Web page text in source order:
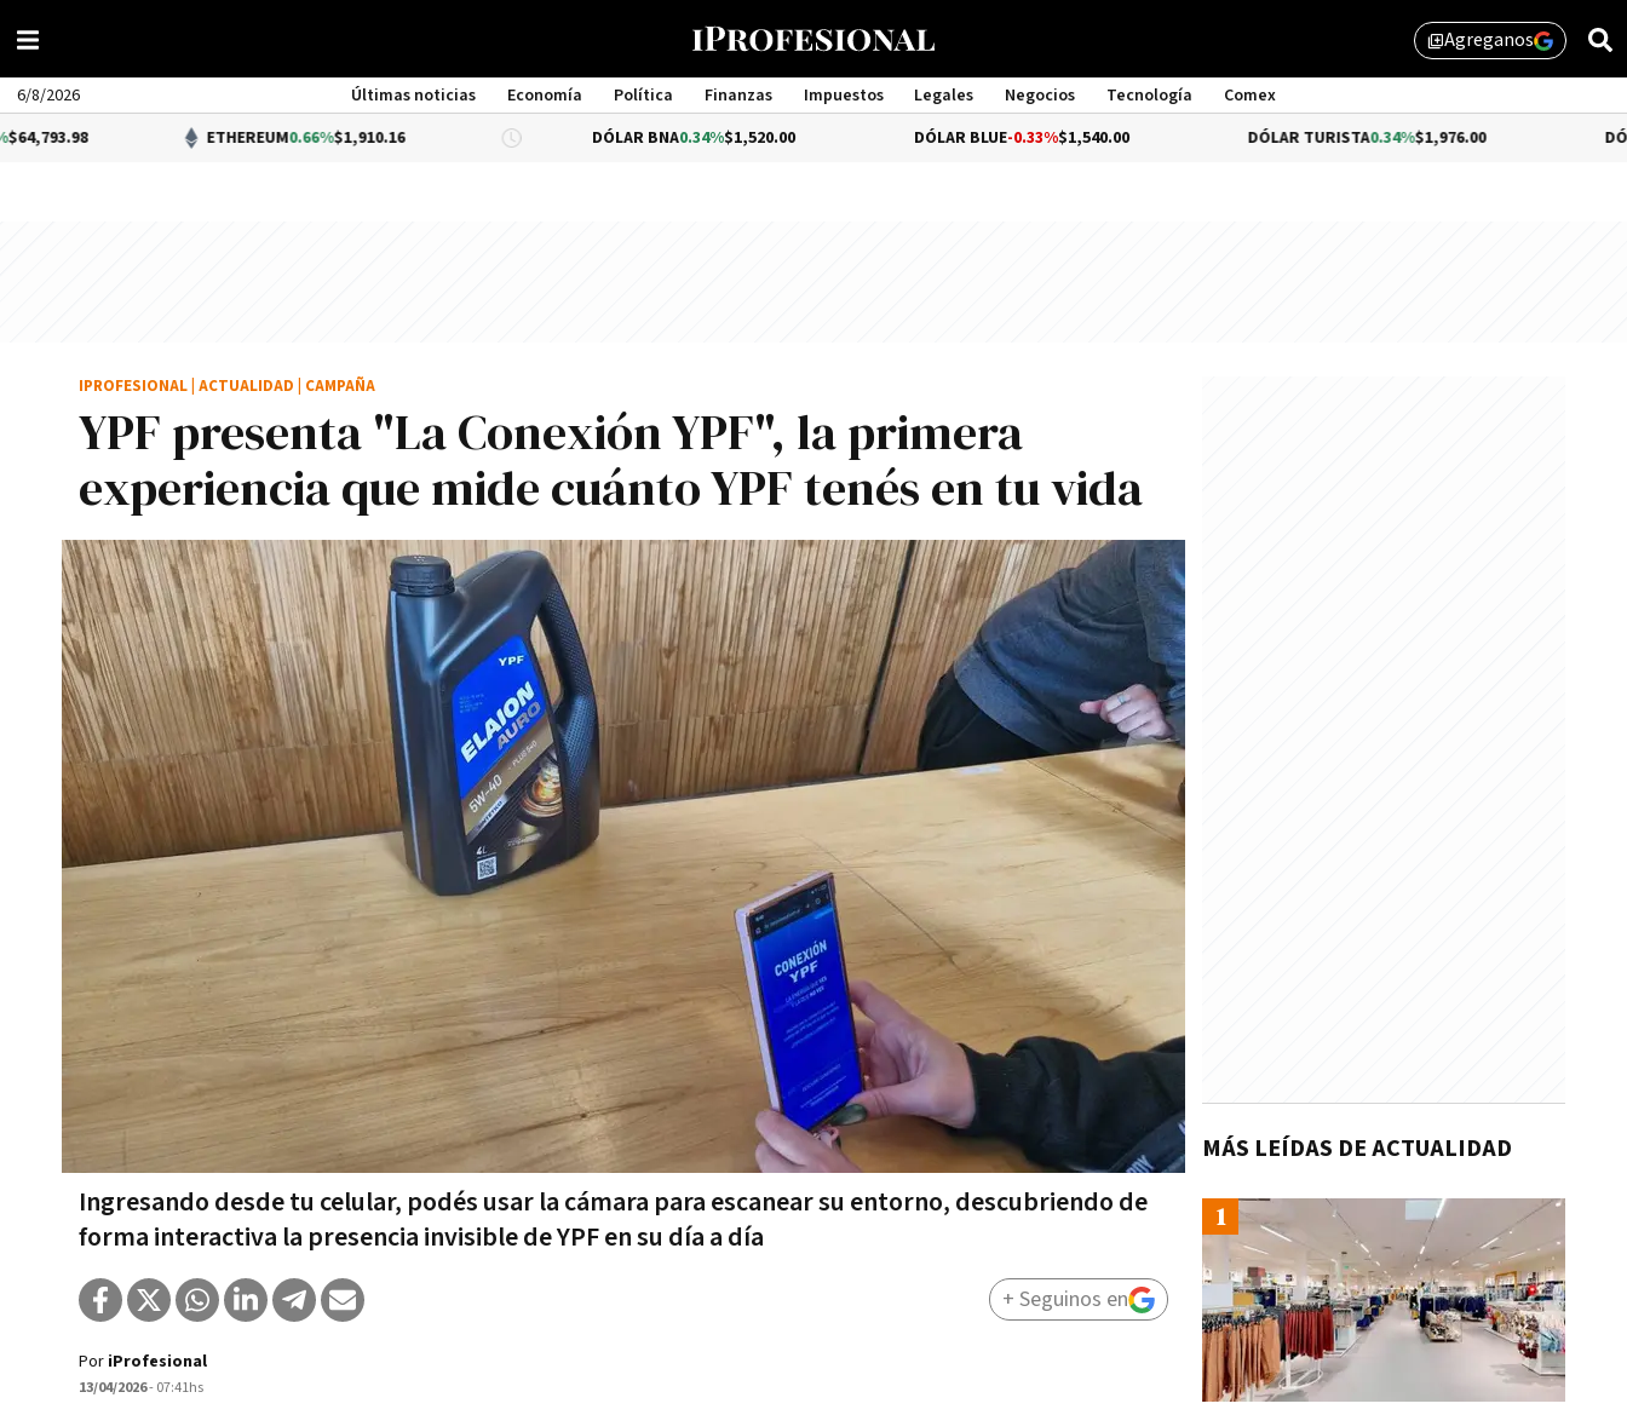
library_addAgreganos
6/8/2026 Últimas noticias Economía Política Finanzas Impuestos Legales Negocios Tecnología
Comex
Management
0.66%$1,910.16 DÓLAR BNA 0.34%$1,520.00 -0.33%$1,540.00 DÓLAR TURISTA0.34%$1,976.00
YPF presenta "La Conexión YPF", la primera
experiencia que mide cuánto YPF tenés en tu vida
Ingresando desde tu celular, podés usar la cámara para escanear su entorno, descubriendo de
forma interactiva la presencia invisible de YPF en su día a día
IPROFESIONAL ACTUALIDAD CAMPAÑA
Por iProfesional
13/04/2026- 07:41hs
+ Seguinos en
MÁS LEÍDAS DE ACTUALIDAD